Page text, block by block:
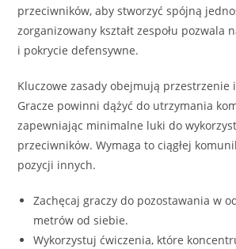
przeciwników, aby stworzyć spójną
zorganizowany kształt zespołu pozwala
i pokrycie defensywne.
Kluczowe zasady obejmują przestrzenie
Gracze powinni dążyć do utrzymania
zapewniając minimalne luki do
przeciwników. Wymaga to ciągłej
pozycji innych.
Zachęcaj graczy do pozostawania w
metrów od siebie.
Wykorzystuj ćwiczenia, które